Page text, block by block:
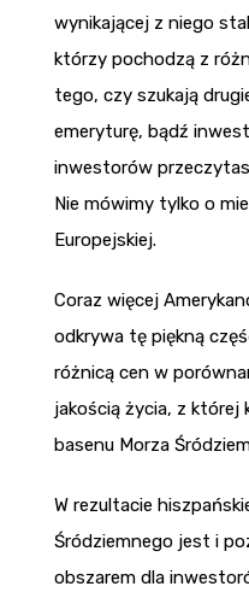
wynikającej z niego
którzy pochodzą z
tego, czy szukają
emeryturę, bądź
inwestorów
Nie mówimy tylko o
Europejskiej.
Coraz więcej
odkrywa tę piękną
różnicą cen w
jakością życia, z której
basenu Morza
W rezultacie
Śródziemnego jest i
obszarem dla